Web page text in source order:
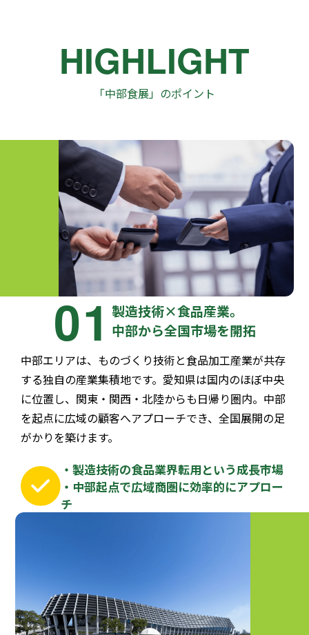
HIGHLIGHT
「中部食展」のポイント
01製造技術×食品産業。
中部から全国市場を開拓
中部エリアは、ものづくり技術と食品加工産業が共存
する独自の産業集積地です。愛知県は国内のほぼ中央
に位置し、関東・関西・北陸からも日帰り圏内。中部
を起点に広域の顧客へアプローチでき、全国展開の足
がかりを築けます。
・製造技術の食品業界転用という成長市場
・中部起点で広域商圏に効率的にアプロー
チ